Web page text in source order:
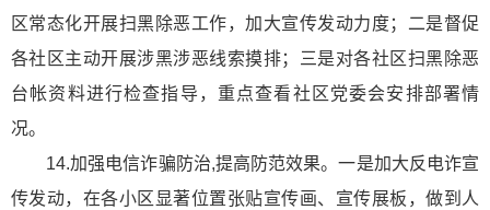
区常态化开展扫黑除恶工作，加大宣传发动力度；二是督促
各社区主动开展涉黑涉恶线索摸排；三是对各社区扫黑除恶
台帐资料进行检查指导，重点查看社区党委会安排部署情
况。
14.加强电信诈骗防治,提高防范效果。一是加大反电诈宣
传发动，在各小区显著位置张贴宣传画、宣传展板，做到人